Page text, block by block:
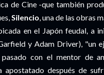
de Cine -que también
Silencio, una de las obras
en el Japón feudal, a
y Adam Driver), "un
con el mentor de
apostatado después de